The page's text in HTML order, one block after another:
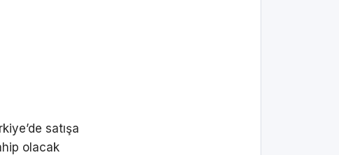
satışa
olacak